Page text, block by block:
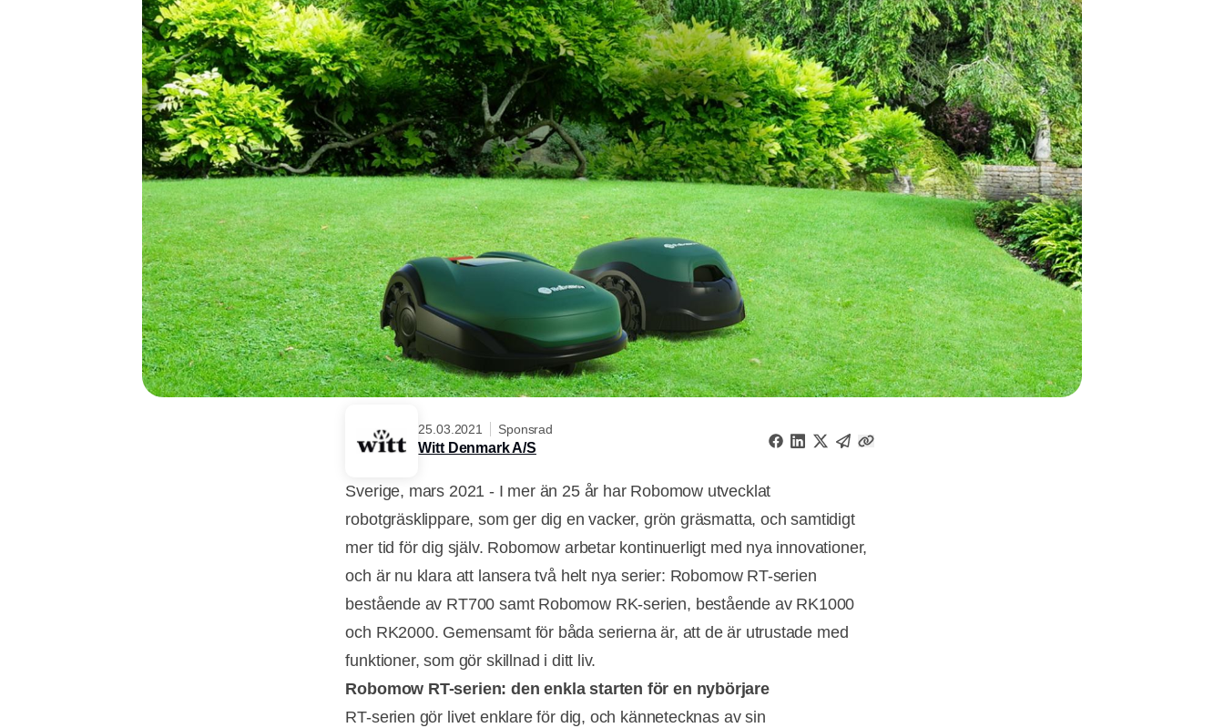
25.03.2021 Sponsrad
Witt Denmark A/S
Sverige, mars 2021 - I mer än 25 år har Robomow utvecklat
robotgräsklippare, som ger dig en vacker, grön gräsmatta, och samtidigt
mer tid för dig själv. Robomow arbetar kontinuerligt med nya innovationer,
och är nu klara att lansera två helt nya serier: Robomow RT-serien
bestående av RT700 samt Robomow RK-serien, bestående av RK1000
och RK2000. Gemensamt för båda serierna är, att de är utrustade med
funktioner, som gör skillnad i ditt liv.
Robomow RT-serien: den enkla starten för en nybörjare
RT-serien gör livet enklare för dig, och kännetecknas av sin